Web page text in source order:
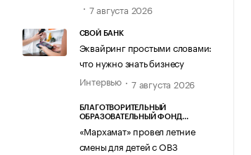
7 августа 2026
СВОЙ БАНК
Эквайринг простыми словами:
что нужно знать бизнесу
Интервью
7 августа 2026
БЛАГОТВОРИТЕЛЬНЫЙ
ОБРАЗОВАТЕЛЬНЫЙ ФОНД
«Мархамат» провел летние
смены для детей с ОВЗ